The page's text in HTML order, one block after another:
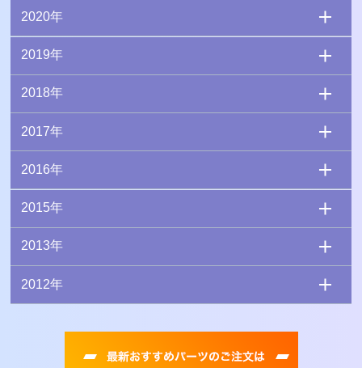
2020年
2019年
2018年
2017年
2016年
2015年
2013年
2012年